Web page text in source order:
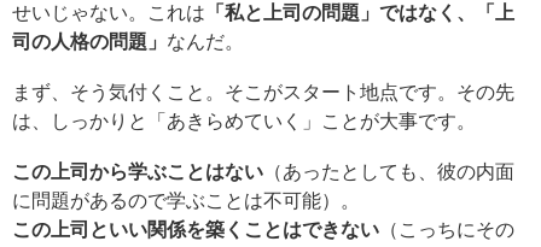
せいじゃない。これは 「私と上司の問題」ではなく、「上
司の人格の問題」 なんだ。
まず、そう気付くこと。そこがスタート地点です。その先
は、しっかりと「あきらめていく」ことが大事です。
この上司から学ぶことはない （あったとしても、彼の内面
に問題があるので学ぶことは不可能）。
この上司といい関係を築くことはできない （こっちにその